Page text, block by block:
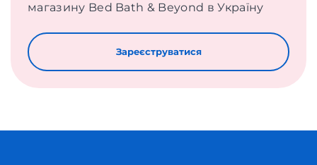
магазину Bed Bath & Beyond в Україну
Зареєструватися